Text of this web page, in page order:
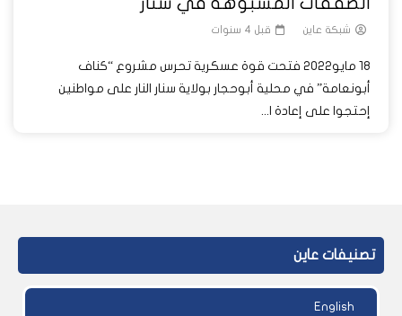
شبكة عاين قبل 4 سنوات
18 مايو2022 فتحت قوة عسكرية تحرس مشروع “كناف
أبونعامة” في محلية أبوحجار بولاية سنار النار على مواطنين
إحتجوا على إعادة ا...
تصنيفات عاين
English